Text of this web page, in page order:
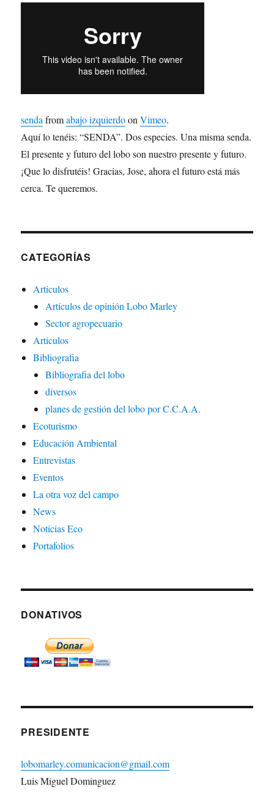
senda fromabajo izquierdoonVimeo.
Aquí lo tenéis: “SENDA”. Dos especies. Una misma senda.
El presente y futuro del lobo son nuestro presente y futuro.
¡Que lo disfrutéis! Gracias, Jose, ahora el futuro está más
cerca. Te queremos.
CATEGORÍAS
Articulos
Artículos de opinión Lobo Marley
Sector agropecuario
Articulos
Bibliografia
Bibliografia del lobo
diversos
planes de gestión del lobo por C.C.A.A.
Ecoturismo
Educación Ambiental
Entrevistas
Eventos
La otra voz del campo
News
Noticias Eco
Portafolios
DONATIVOS
PRESIDENTE
lobomarley.comunicacion@gmail.com
Luis Miguel Dominguez